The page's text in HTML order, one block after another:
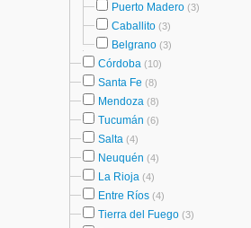
Puerto Madero (3)
Caballito (3)
Belgrano (3)
Córdoba (10)
Santa Fe (8)
Mendoza (8)
Tucumán (6)
Salta (4)
Neuquén (4)
La Rioja (4)
Entre Ríos (4)
Tierra del Fuego (3)